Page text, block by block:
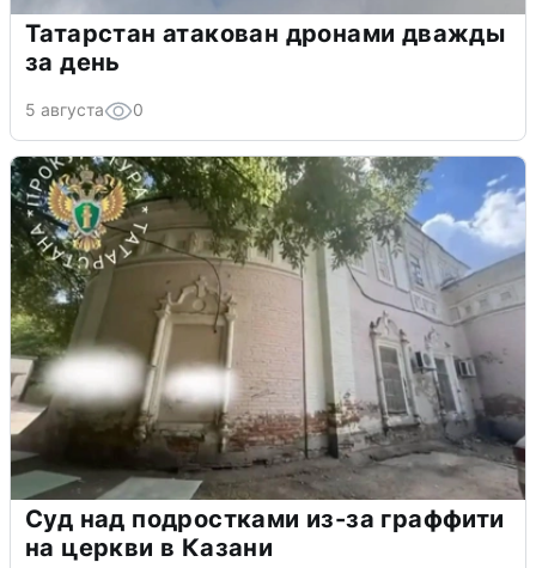
Татарстан атакован дронами дважды
за день
5 августа 0
Суд над подростками из-за граффити
на церкви в Казани